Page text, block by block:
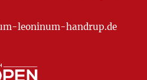
leoninum-handrup.de